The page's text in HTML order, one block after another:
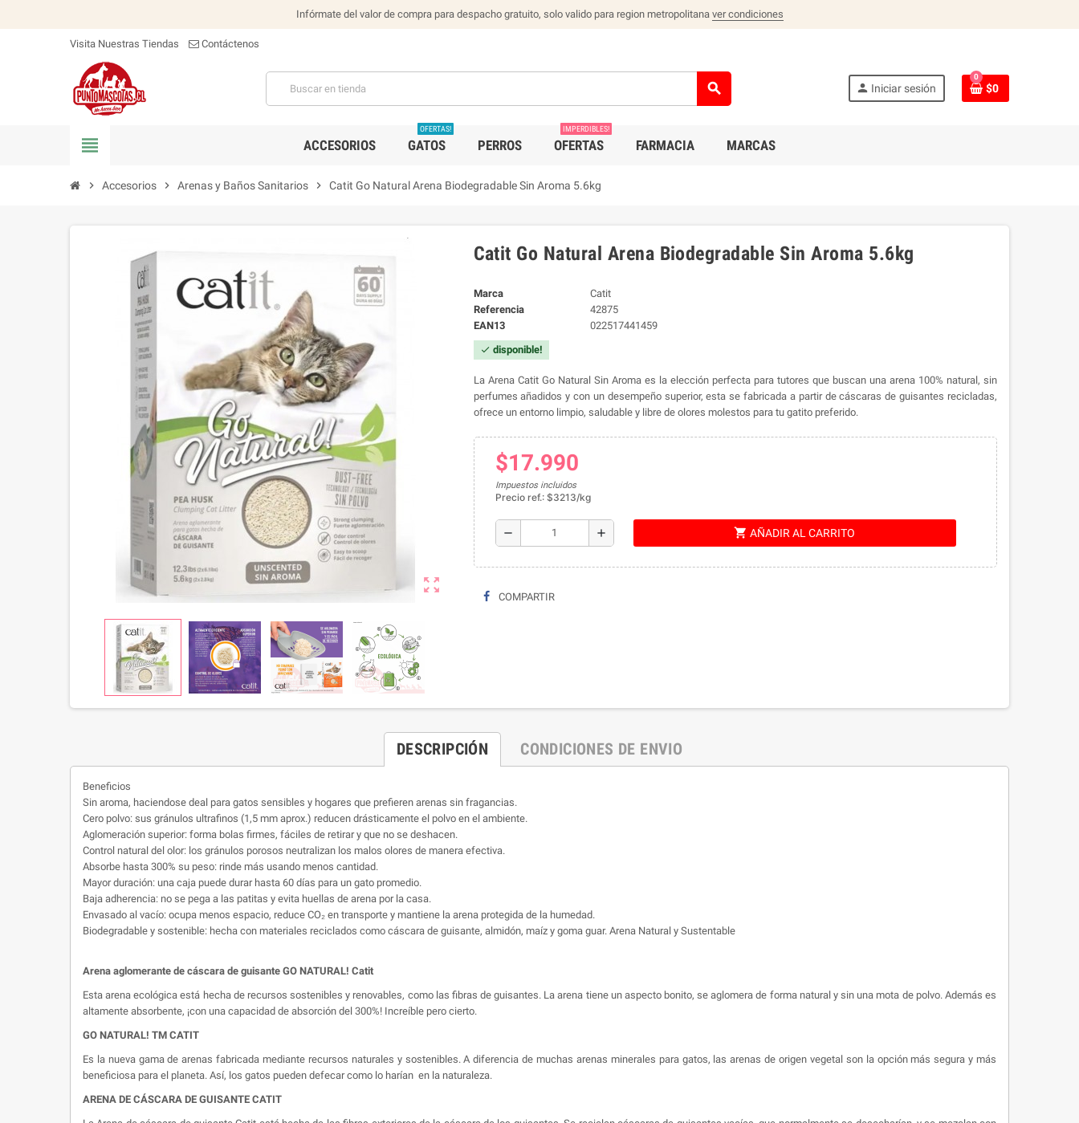
Infórmate del valor de compra para despacho gratuito, solo valido para region metropolitana ver condiciones
Visita Nuestras Tiendas Contáctenos
search person Iniciar sesión
0
$0
view_headline ACCESORIOS GATOS
OFERTAS!
PERROS OFERTAS
IMPERDIBLES!
FARMACIA MARCAS
chevron_right Accesorios chevron_right Arenas y Baños Sanitarios chevron_right Catit Go Natural Arena Biodegradable Sin Aroma 5.6kg
zoom_out_map
Catit Go Natural Arena Biodegradable Sin Aroma 5.6kg
Marca
Catit
Referencia
42875
EAN13
022517441459
check disponible!
La Arena Catit Go Natural Sin Aroma es la elección perfecta para tutores que buscan una arena 100% natural, sin
perfumes añadidos y con un desempeño superior, esta se fabricada a partir de cáscaras de guisantes recicladas,
ofrece un entorno limpio, saludable y libre de olores molestos para tu gatito preferido.
$17.990
Impuestos incluidos
Precio ref.: $3213/kg
remove add shopping_cart AÑADIR AL CARRITO
COMPARTIR
DESCRIPCIÓN CONDICIONES DE ENVIO
Beneficios
Sin aroma, haciendose deal para gatos sensibles y hogares que prefieren arenas sin fragancias.
Cero polvo: sus gránulos ultrafinos (1,5 mm aprox.) reducen drásticamente el polvo en el ambiente.
Aglomeración superior: forma bolas firmes, fáciles de retirar y que no se deshacen.
Control natural del olor: los gránulos porosos neutralizan los malos olores de manera efectiva.
Absorbe hasta 300% su peso: rinde más usando menos cantidad.
Mayor duración: una caja puede durar hasta 60 días para un gato promedio.
Baja adherencia: no se pega a las patitas y evita huellas de arena por la casa.
Envasado al vacío: ocupa menos espacio, reduce CO₂ en transporte y mantiene la arena protegida de la humedad.
Biodegradable y sostenible: hecha con materiales reciclados como cáscara de guisante, almidón, maíz y goma guar. Arena Natural y Sustentable
Arena aglomerante de cáscara de guisante GO NATURAL! Catit
Esta arena ecológica está hecha de recursos sostenibles y renovables, como las fibras de guisantes. La arena tiene un aspecto bonito, se aglomera de forma natural y sin una mota de polvo. Además es
altamente absorbente, ¡con una capacidad de absorción del 300%! Increíble pero cierto.
GO NATURAL! TM CATIT
Es la nueva gama de arenas fabricada mediante recursos naturales y sostenibles. A diferencia de muchas arenas minerales para gatos, las arenas de origen vegetal son la opción más segura y más
beneficiosa para el planeta. Así, los gatos pueden defecar como lo harían en la naturaleza.
ARENA DE CÁSCARA DE GUISANTE CATIT